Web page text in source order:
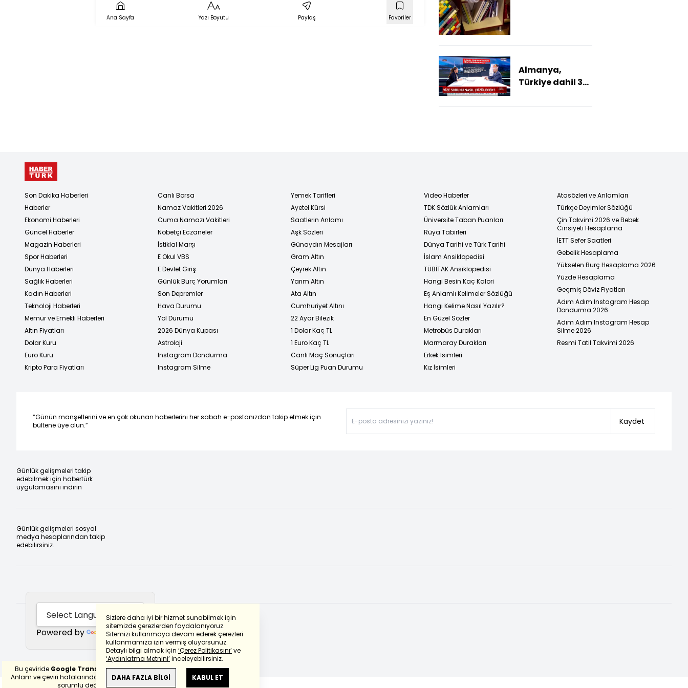
arasında "savaş"
çözüm olacak?
Ana Sayfa Yazı Boyutu Paylaş Favoriler
Almanya,
Türkiye dahil 3
reddine itiraz
Sizlere daha iyi bir hizmet sunabilmek için
sitemizde çerezlerden faydalanıyoruz.
Sitemizi kullanmaya devam ederek çerezleri
kullanmamıza izin vermiş oluyorsunuz.
Detaylı bilgi almak için ‘Çerez Politikasını’ve
‘Aydınlatma Metnini’inceleyebilirsiniz.
DAHA FAZLA BİLGİ KABUL ET
Son Dakika Haberleri
Haberler
Ekonomi Haberleri
Güncel Haberler
Magazin Haberleri
Spor Haberleri
Dünya Haberleri
Sağlık Haberleri
Kadın Haberleri
Teknoloji Haberleri
Memur ve Emekli Haberleri
Altın Fiyatları
Dolar Kuru
Euro Kuru
Kripto Para Fiyatları
Canlı Borsa
Namaz Vakitleri 2026
Cuma Namazı Vakitleri
Nöbetçi Eczaneler
İstiklal Marşı
E Okul VBS
E Devlet Giriş
Günlük Burç Yorumları
Son Depremler
Hava Durumu
Yol Durumu
2026 Dünya Kupası
Astroloji
Instagram Dondurma
Instagram Silme
Yemek Tarifleri
Ayetel Kürsi
Saatlerin Anlamı
Aşk Sözleri
Günaydın Mesajları
Gram Altın
Çeyrek Altın
Yarım Altın
Ata Altın
Cumhuriyet Altını
22 Ayar Bilezik
1 Dolar Kaç TL
1 Euro Kaç TL
Canlı Maç Sonuçları
Süper Lig Puan Durumu
Video Haberler
TDK Sözlük Anlamları
Üniversite Taban Puanları
Rüya Tabirleri
Dünya Tarihi ve Türk Tarihi
İslam Ansiklopedisi
TÜBİTAK Ansiklopedisi
Hangi Besin Kaç Kalori
Eş Anlamlı Kelimeler Sözlüğü
Hangi Kelime Nasıl Yazılır?
En Güzel Sözler
Metrobüs Durakları
Marmaray Durakları
Erkek İsimleri
Kız İsimleri
Atasözleri ve Anlamları
Türkçe Deyimler Sözlüğü
Çin Takvimi 2026 ve Bebek
Cinsiyeti Hesaplama
İETT Sefer Saatleri
Gebelik Hesaplama
Yükselen Burç Hesaplama 2026
Yüzde Hesaplama
Geçmiş Döviz Fiyatları
Adım Adım Instagram Hesap
Dondurma 2026
Adım Adım Instagram Hesap
Silme 2026
Resmi Tatil Takvimi 2026
“Günün manşetlerini ve en çok okunan haberlerini her sabah e-postanızdan takip etmek için
bültene üye olun.”
Kaydet
Günlük gelişmeleri takip
edebilmek için habertürk
uygulamasını indirin
Günlük gelişmeleri sosyal
medya hesaplarından takip
edebilirsiniz.
Powered by Translate
Bu çeviride Google Transletekullanılmıştır.
Anlam ve çeviri hatalarından
haberturk.com
sorumlu değildir.